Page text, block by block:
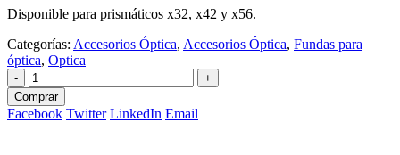
Disponible para prismáticos x32, x42 y x56.
Categorías: Accesorios Óptica, Accesorios Óptica, Fundas para
óptica, Optica
-
+
Comprar
Facebook Twitter LinkedIn Email